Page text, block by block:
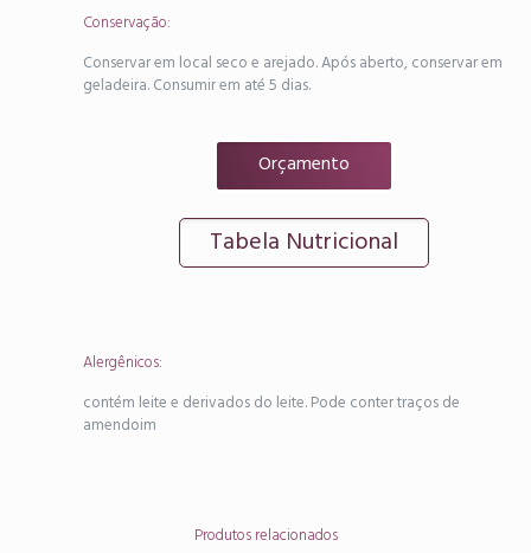
Conservação:
Conservar em local seco e arejado. Após aberto, conservar em
geladeira. Consumir em até 5 dias.
Orçamento
Tabela Nutricional
Alergênicos:
contém leite e derivados do leite. Pode conter traços de
amendoim
Produtos relacionados